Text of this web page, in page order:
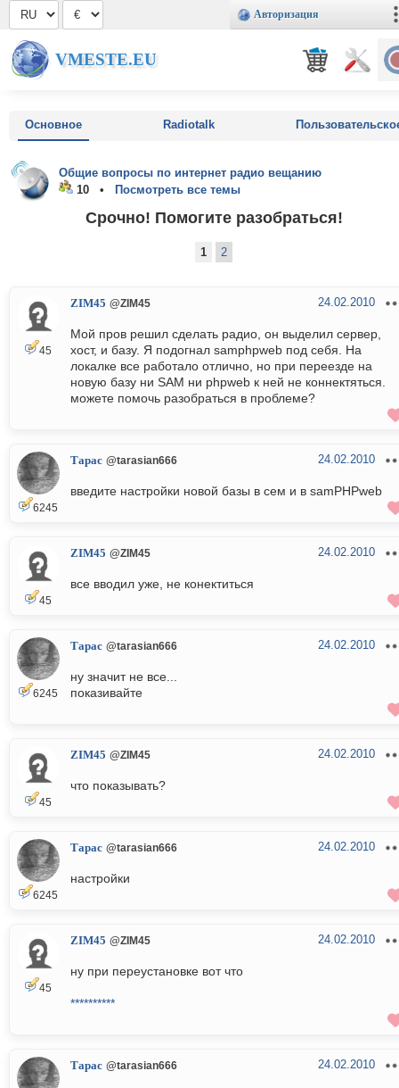
Авторизация
VMESTE.EU
Основное Radiotalk
Общие вопросы по интернет радио вещанию
10 •
Посмотреть все темы
Срочно! Помогите разобраться!
1 2
45
ZIM45 @ZIM45 24.02.2010
Мой пров решил сделать радио, он выделил сервер,
хост, и базу. Я подогнал samphpweb под себя. На
локалке все работало отлично, но при переезде на
новую базу ни SAM ни phpweb к ней не коннектяться.
можете помочь разобраться в проблеме?
6245
Тарас @tarasian666 24.02.2010
введите настройки новой базы в сем и в samPHPweb
45
ZIM45 @ZIM45 24.02.2010
все вводил уже, не конектиться
6245
Тарас @tarasian666 24.02.2010
ну значит не все...
показивайте
45
ZIM45 @ZIM45 24.02.2010
что показывать?
6245
Тарас @tarasian666 24.02.2010
настройки
45
ZIM45 @ZIM45 24.02.2010
ну при переустановке вот что
**********
Тарас @tarasian666 24.02.2010